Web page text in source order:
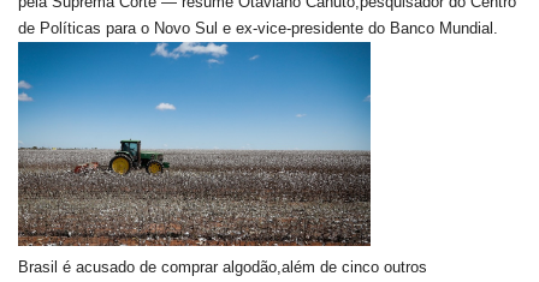
de Políticas para o Novo Sul e ex-vice-presidente do Banco Mundial.
Brasil é acusado de comprar algodão,além de cinco outros